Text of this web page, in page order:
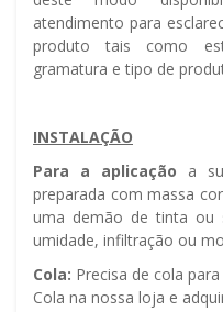
atendimento para
produto tais como
gramatura e tipo de
INSTALAÇÃO
Para a aplicação a
preparada com massa
uma demão de tinta ou
umidade, infiltração ou
Cola: Precisa de cola
Cola na nossa loja e